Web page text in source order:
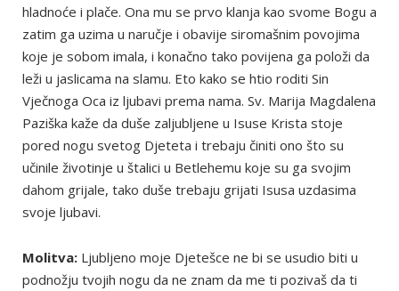
hladnoće i plače. Ona mu se prvo klanja kao svome Bogu a
zatim ga uzima u naručje i obavije siromašnim povojima
koje je sobom imala, i konačno tako povijena ga položi da
leži u jaslicama na slamu. Eto kako se htio roditi Sin
Vječnoga Oca iz ljubavi prema nama. Sv. Marija Magdalena
Paziška kaže da duše zaljubljene u Isuse Krista stoje
pored nogu svetog Djeteta i trebaju činiti ono što su
učinile životinje u štalici u Betlehemu koje su ga svojim
dahom grijale, tako duše trebaju grijati Isusa uzdasima
svoje ljubavi.
Molitva: Ljubljeno moje Djetešce ne bi se usudio biti u
podnožju tvojih nogu da ne znam da me ti pozivaš da ti